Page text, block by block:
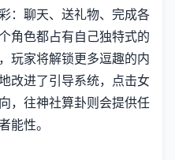
：聊天、送礼物、完成各
角色都占有自己独特式的
玩家将解锁更多逗趣的内
改进了引导系统，点击女
，往神社算卦则会提供任
能性。